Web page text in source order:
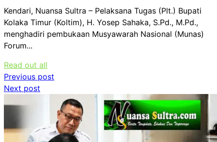
Kendari, Nuansa Sultra – Pelaksana Tugas (Plt.) Bupati
Kolaka Timur (Koltim), H. Yosep Sahaka, S.Pd., M.Pd.,
menghadiri pembukaan Musyawarah Nasional (Munas)
Forum...
Read out all
Navigasi
pos
Previous post
Next post